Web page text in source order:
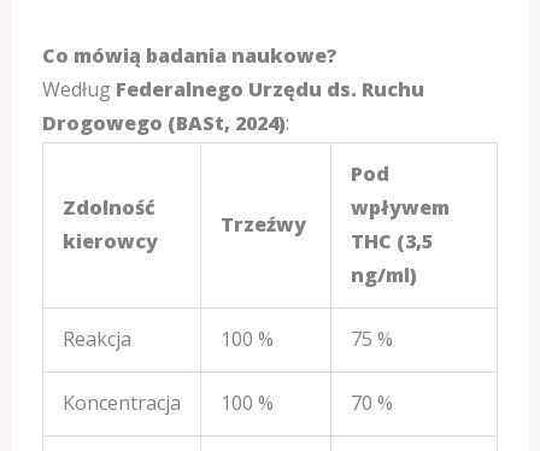
Co mówią badania naukowe?
Według Federalnego Urzędu ds. Ruchu
Drogowego (BASt, 2024):
Zdolność
kierowcy
Trzeźwy
Pod
wpływem
THC (3,5
ng/ml)
Reakcja 100 % 75 %
Koncentracja 100 % 70 %